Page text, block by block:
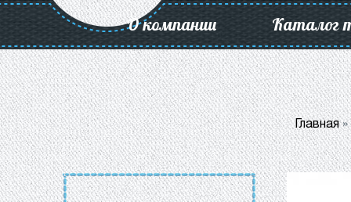
О компании Каталог
Главная»